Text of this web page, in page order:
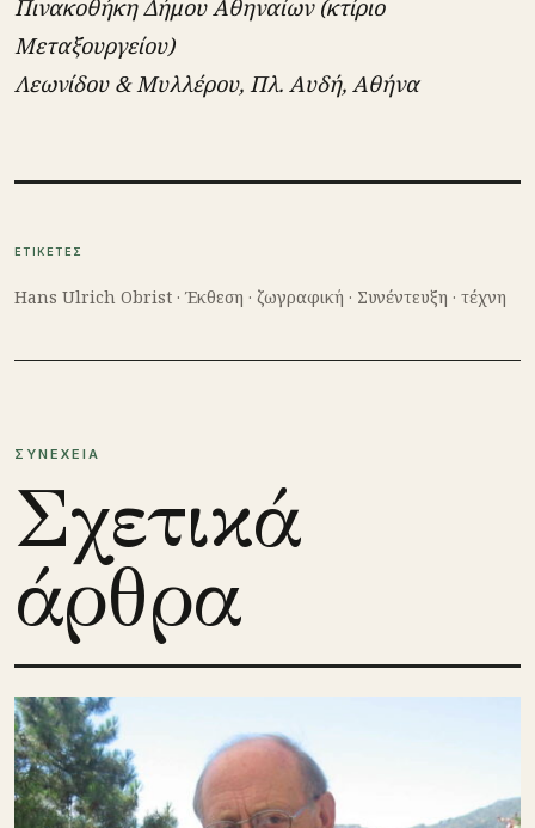
Πινακοθήκη Δήμου Αθηναίων (κτίριο
Μεταξουργείου)
Λεωνίδου & Μυλλέρου, Πλ. Αυδή, Αθήνα
ΕΤΙΚΕΤΕΣ
Hans Ulrich Obrist · Έκθεση · ζωγραφική · Συνέντευξη · τέχνη
ΣΥΝΕΧΕΙΑ
Σχετικά
άρθρα